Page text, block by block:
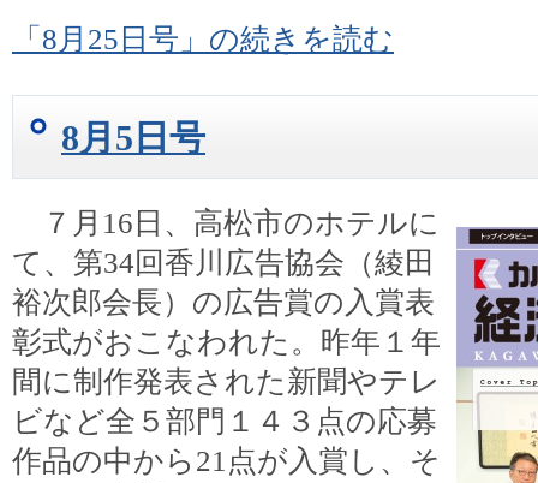
「8月25日号」の続きを読む
8月5日号
７月16日、高松市のホテルに
て、第34回香川広告協会（綾田
裕次郎会長）の広告賞の入賞表
彰式がおこなわれた。昨年１年
間に制作発表された新聞やテレ
ビなど全５部門１４３点の応募
作品の中から21点が入賞し、そ